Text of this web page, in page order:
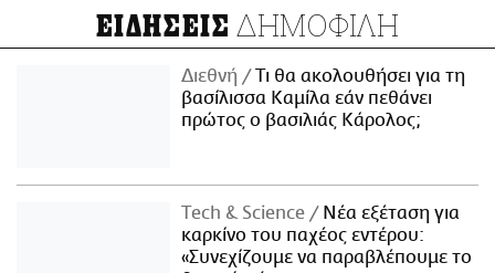
ΕΙΔΗΣΕΙΣ ΔΗΜΟΦΙΛΗ
Διεθνή
Τι θα ακολουθήσει για τη
βασίλισσα Καμίλα εάν πεθάνει
πρώτος ο βασιλιάς Κάρολος;
Τech & Science
Νέα εξέταση για
καρκίνο του παχέος εντέρου:
«Συνεχίζουμε να παραβλέπουμε το